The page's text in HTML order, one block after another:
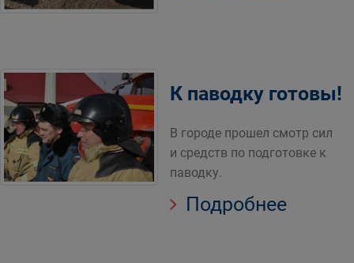
К паводку готовы!
В городе прошел смотр сил
и средств по подготовке к
паводку.
Подробнее